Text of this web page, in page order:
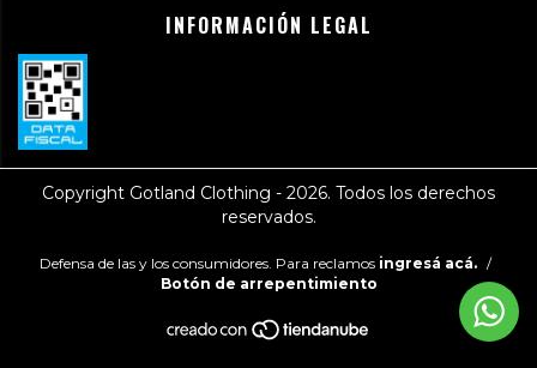
INFORMACIÓN LEGAL
Copyright Gotland Clothing - 2026. Todos los derechos
reservados.
Defensa de las y los consumidores. Para reclamos ingresá acá. /
Botón de arrepentimiento